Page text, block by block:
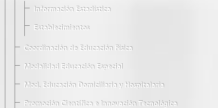
Información Estadística
Establecimientos
Coordinación de Educación Física
Modalidad Educación Especial
Mod. Educación Domiciliaria y Hospitalaria
Promoción Científica e Innovación Tecnológica